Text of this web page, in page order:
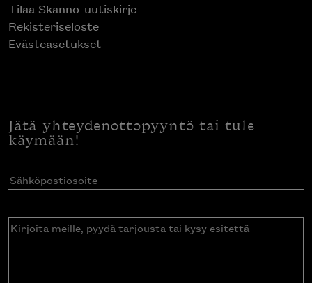
Tilaa Skanno-uutiskirje
Rekisteriseloste
Evästeasetukset
Jätä yhteydenottopyyntö tai tule
käymään!
Sähköpostiosoite(Pakollinen)
Kirjoita